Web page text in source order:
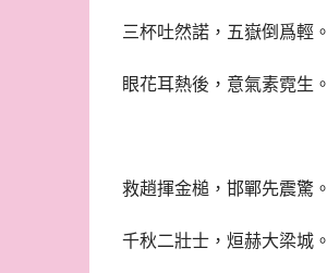
三杯吐然諾，五嶽倒爲輕。
眼花耳熱後，意氣素霓生。
救趙揮金槌，邯鄲先震驚。
千秋二壯士，烜赫大梁城。